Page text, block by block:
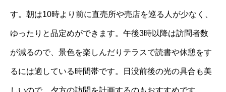
す。朝は10時より前に直売所や売店を巡る人が少なく、
ゆったりと品定めができます。午後3時以降は訪問者数
が減るので、景色を楽しんだりテラスで読書や休憩をす
るには適している時間帯です。日没前後の光の具合も美
しいので、夕方の訪問を計画するのもおすすめです。